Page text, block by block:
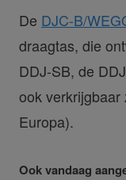
De DJC-B/
draagtas, die
DDJ-SB, de
ook
Europa).
Ook vandaag